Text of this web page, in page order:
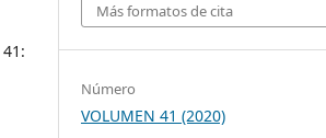
41:
Más formatos de cita
Número
VOLUMEN 41 (2020)